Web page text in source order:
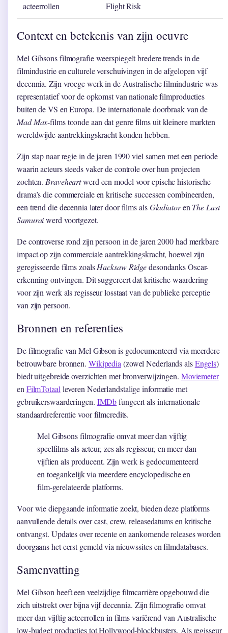
acteerrollen
Flight Risk
Context en betekenis van zijn oeuvre
Mel Gibsons filmografie weerspiegelt bredere trends in de
filmindustrie en culturele verschuivingen in de afgelopen vijf
decennia. Zijn vroege werk in de Australische filmindustrie was
representatief voor de opkomst van nationale filmproducties
buiten de VS en Europa. De internationale doorbraak van de
Mad Max-films toonde aan dat genre films uit kleinere markten
wereldwijde aantrekkingskracht konden hebben.
Zijn stap naar regie in de jaren 1990 viel samen met een periode
waarin acteurs steeds vaker de controle over hun projecten
zochten. Braveheartwerd een model voor epische historische
drama’s die commerciale en kritische successen combineerden,
een trend die decennia later door films alsGladiatoren The Last
Samuraiwerd voortgezet.
De controverse rond zijn persoon in de jaren 2000 had merkbare
impact op zijn commerciale aantrekkingskracht, hoewel zijn
geregisseerde films zoalsHacksaw Ridgedesondanks Oscar-
erkenning ontvingen. Dit suggereert dat kritische waardering
voor zijn werk als regisseur losstaat van de publieke perceptie
van zijn persoon.
Bronnen en referenties
De filmografie van Mel Gibson is gedocumenteerd via meerdere
betrouwbare bronnen. Wikipedia (zowel Nederlands alsEngels)
biedt uitgebreide overzichten met bronverwijzingen. Moviemeter
en FilmTotaal leveren Nederlandstalige informatie met
gebruikerswaarderingen. IMDbfungeert als internationale
standaardreferentie voor filmcredits.
Mel Gibsons filmografie omvat meer dan vijftig
speelfilms als acteur, zes als regisseur, en meer dan
vijftien als producent. Zijn werk is gedocumenteerd
en toegankelijk via meerdere encyclopedische en
film-gerelateerde platforms.
Voor wie diepgaande informatie zoekt, bieden deze platforms
aanvullende details over cast, crew, releasedatums en kritische
ontvangst. Updates over recente en aankomende releases worden
doorgaans het eerst gemeld via nieuwssites en filmdatabases.
Samenvatting
Mel Gibson heeft een veelzijdige filmcarrière opgebouwd die
zich uitstrekt over bijna vijf decennia. Zijn filmografie omvat
meer dan vijftig acteerrollen in films variërend van Australische
low-budget producties tot Hollywood-blockbusters. Als regisseur